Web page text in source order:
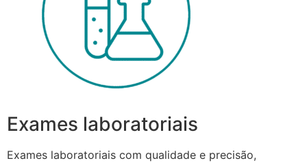
Exames laboratoriais
Exames laboratoriais com qualidade e precisão,